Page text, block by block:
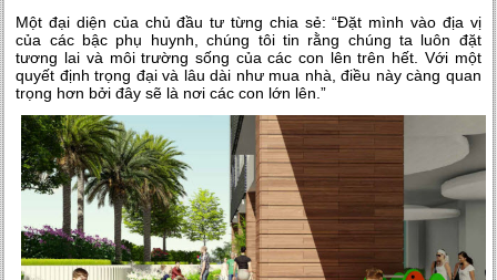
Một đại diện của chủ đầu tư từng chia sẻ: “Đặt mình vào địa vị
của các bậc phụ huynh, chúng tôi tin rằng chúng ta luôn đặt
tương lai và môi trường sống của các con lên trên hết. Với một
quyết định trọng đại và lâu dài như mua nhà, điều này càng quan
trọng hơn bởi đây sẽ là nơi các con lớn lên.”